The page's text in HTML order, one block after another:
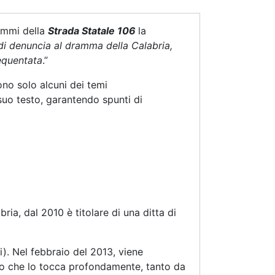
della Strada Statale 106 la
denuncia al dramma della Calabria,
.”
solo alcuni dei temi
testo, garantendo spunti di
dal 2010 è titolare di una ditta di
Nel febbraio del 2013, viene
che lo tocca profondamente, tanto da